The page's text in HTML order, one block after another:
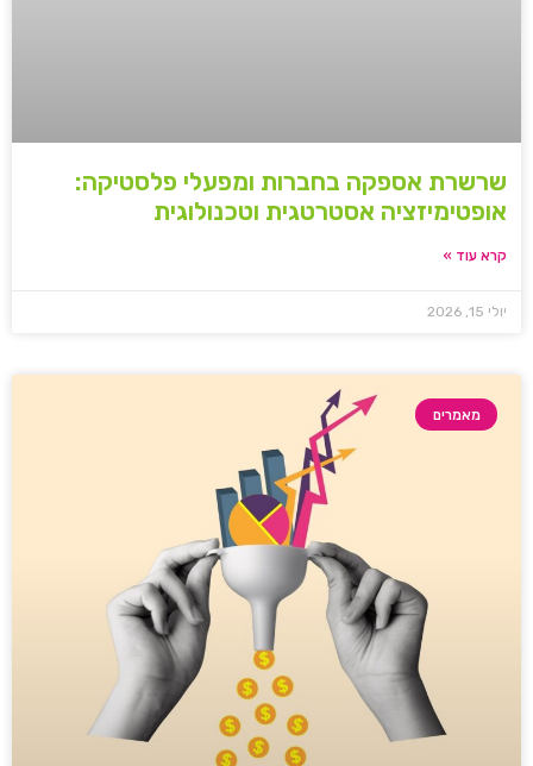
שרשרת אספקה בחברות ומפעלי פלסטיקה:
אופטימיזציה אסטרטגית וטכנולוגית
קרא עוד »
יולי 15, 2026
מאמרים